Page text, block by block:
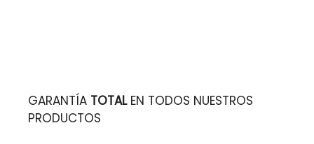
GARANTÍA TOTALEN TODOS NUESTROS
PRODUCTOS